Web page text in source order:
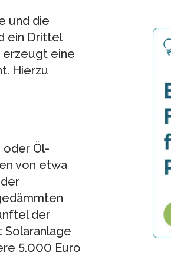
und die
ein Drittel
erzeugt eine
Hierzu
oder Öl-
von etwa
der
Solaranlage
5.000 Euro